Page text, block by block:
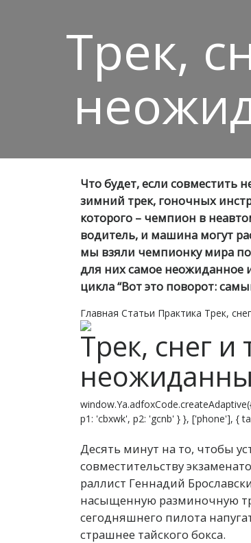
Трек,
Что будет, если
зимний трек, гоночных
которого – чемпион в
водитель, и машина могут
мы взяли чемпионку мира по
для них самое неожиданное
цикла “Вот это поворот:
Главная Статьи Практика Трек,
Трек, снег
p1: 'cbxwk', p2: 'gcnb' } }, ['phone'], {
Десять минут на то, чтобы
совместительству
раллист Геннадий
насыщенную разминочную
сегодняшнего пилота
страшнее тайского бокса.